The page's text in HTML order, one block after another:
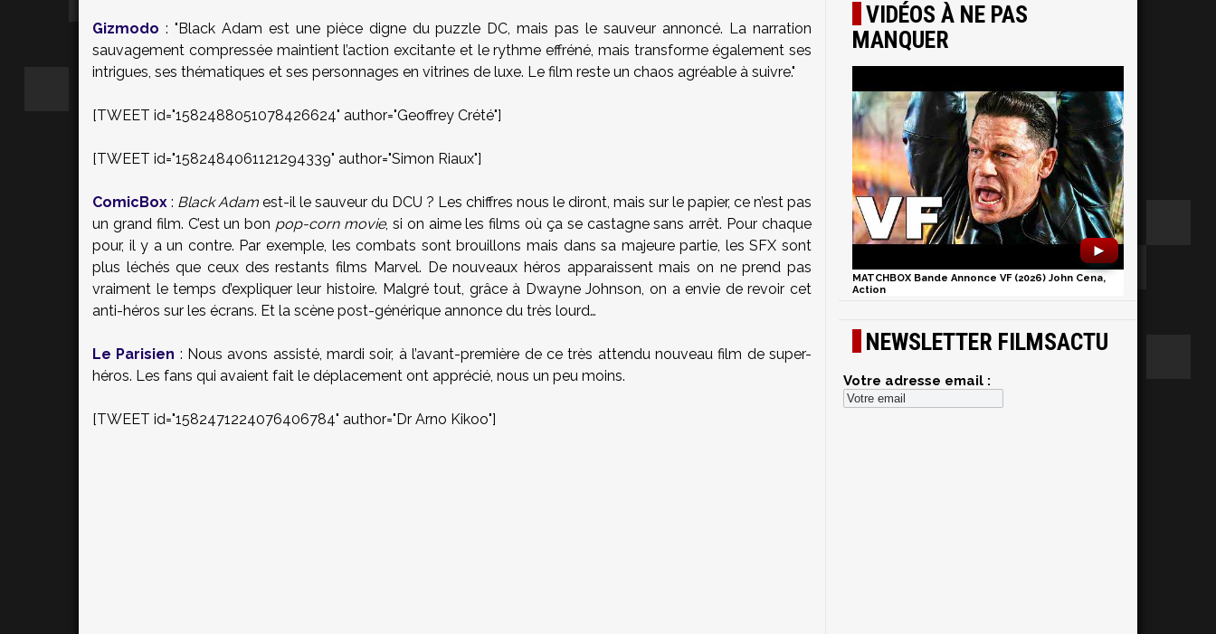
Gizmodo : "Black Adam est une pièce digne du puzzle DC, mais pas le sauveur annoncé. La narration
sauvagement compressée maintient l’action excitante et le rythme effréné, mais transforme également ses
intrigues, ses thématiques et ses personnages en vitrines de luxe. Le film reste un chaos agréable à suivre."
[TWEET id="1582488051078426624" author="Geoffrey Crété"]
[TWEET id="1582484061121294339" author="Simon Riaux"]
ComicBox : Black Adam est-il le sauveur du DCU ? Les chiffres nous le diront, mais sur le papier, ce n’est pas
un grand film. C’est un bon pop-corn movie, si on aime les films où ça se castagne sans arrêt. Pour chaque
pour, il y a un contre. Par exemple, les combats sont brouillons mais dans sa majeure partie, les SFX sont
plus léchés que ceux des restants films Marvel. De nouveaux héros apparaissent mais on ne prend pas
vraiment le temps d’expliquer leur histoire. Malgré tout, grâce à Dwayne Johnson, on a envie de revoir cet
anti-héros sur les écrans. Et la scène post-générique annonce du très lourd…
Le Parisien : Nous avons assisté, mardi soir, à l’avant-première de ce très attendu nouveau film de super-
héros. Les fans qui avaient fait le déplacement ont apprécié, nous un peu moins.
[TWEET id="1582471224076406784" author="Dr Arno Kikoo"]
VIDÉOS À NE PAS
MANQUER
►
MATCHBOX Bande Annonce VF (2026) John Cena,
Action
NEWSLETTER FILMSACTU
Votre adresse email :